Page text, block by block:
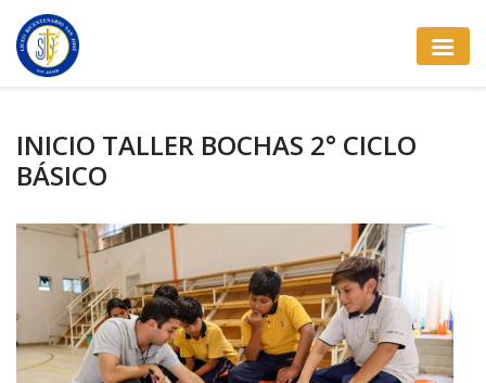
INICIO TALLER BOCHAS 2° CICLO
BÁSICO